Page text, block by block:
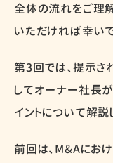
全体の流れをご理
いただければ幸いで
第3回では、提示さ
してオーナー社長
イントについて解説
前回は、M&Aにお